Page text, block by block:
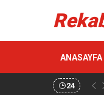
ANASAYFA
24